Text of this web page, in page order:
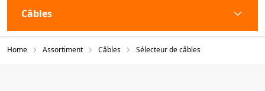
Câbles
Home Assortiment Câbles Sélecteur de câbles